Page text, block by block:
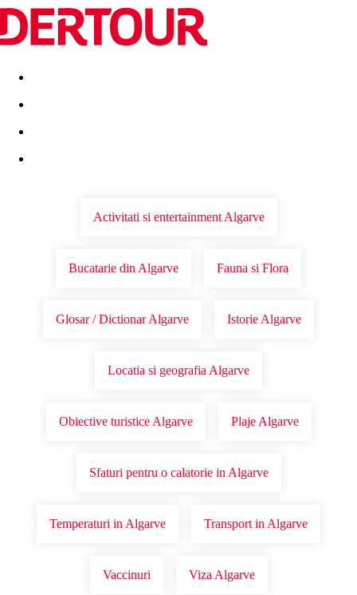
Destinatii Vacanta perfecta OFERTE DE NERATAT
Activitati si entertainment Algarve
Bucatarie din Algarve Fauna si Flora
Glosar / Dictionar Algarve Istorie Algarve
Locatia si geografia Algarve
Obiective turistice Algarve Plaje Algarve
Sfaturi pentru o calatorie in Algarve
Temperaturi in Algarve Transport in Algarve
Vaccinuri Viza Algarve